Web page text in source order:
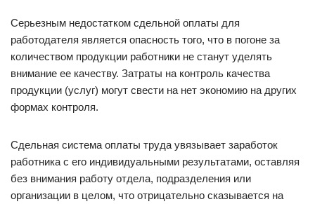
Серьезным недостатком сдельной оплаты для
работодателя является опасность того, что в погоне за
количеством продукции работники не станут уделять
внимание ее качеству. Затраты на контроль качества
продукции (услуг) могут свести на нет экономию на других
формах контроля.
Сдельная система оплаты труда увязывает заработок
работника с его индивидуальными результатами, оставляя
без внимания работу отдела, подразделения или
организации в целом, что отрицательно сказывается на